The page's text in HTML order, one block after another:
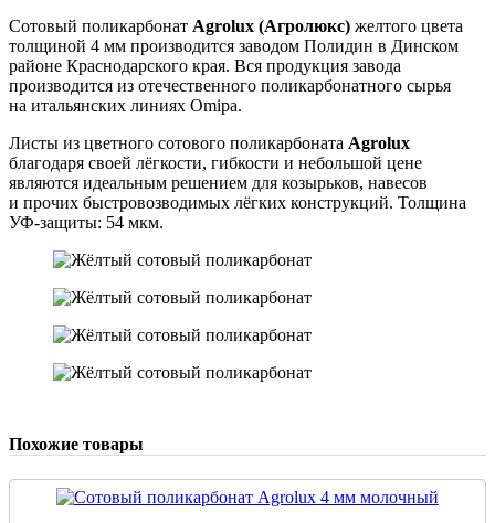
Сотовый поликарбонат Agrolux (Агролюкс) желтого цвета
толщиной 4 мм производится заводом Полидин в Динском
районе Краснодарского края. Вся продукция завода
производится из отечественного поликарбонатного сырья
на итальянских линиях Omipa.
Листы из цветного сотового поликарбоната Agrolux
благодаря своей лёгкости, гибкости и небольшой цене
являются идеальным решением для козырьков, навесов
и прочих быстровозводимых лёгких конструкций. Толщина
УФ-защиты: 54 мкм.
Похожие товары